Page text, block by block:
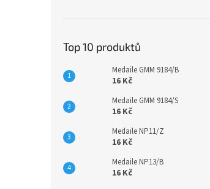
Top 10 produktů
Medaile GMM 9184/B
16 Kč
Medaile GMM 9184/S
16 Kč
Medaile NP11/Z
16 Kč
Medaile NP13/B
16 Kč